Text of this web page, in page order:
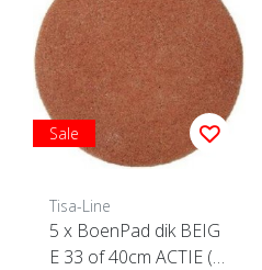
Sale
Tisa-Line
5 x BoenPad dik BEIG
E 33 of 40cm ACTIE (5